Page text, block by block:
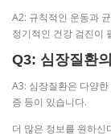
A2: 규칙적인 운동과
정기적인 건강 검진이
Q3: 심장질환
A3: 심장질환은 다양
증 등이 있습니다.
더 많은 정보를 원하신